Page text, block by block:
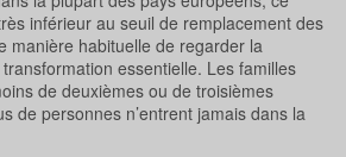
inférieur au seuil de remplacement des
manière habituelle de regarder la
essentielle. Les familles
de deuxièmes ou de troisièmes
de personnes n’entrent jamais dans la